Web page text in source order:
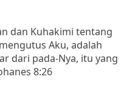
dan Kuhakimi tentang
Aku, adalah
dari pada-Nya, itu yang
8:26